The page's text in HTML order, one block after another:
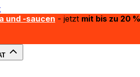
und -saucen - jetzt mit bis zu 20 %